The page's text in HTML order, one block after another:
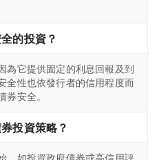
的投資？
為它提供固定的利息回報及到
全性也依發行者的信用程度而
券安全。
投資策略？
，如投資政府債券或高信用評